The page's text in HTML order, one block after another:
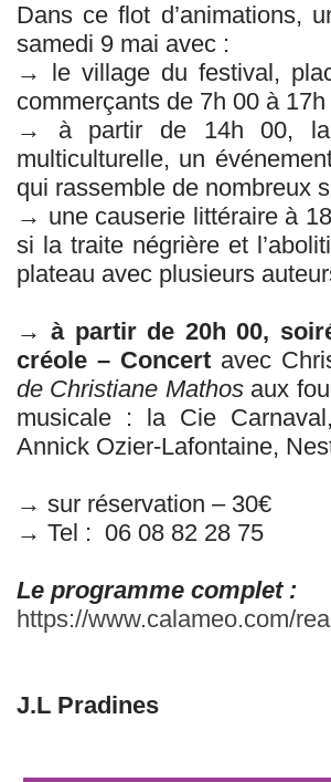
Dans ce flot d’animations,
samedi 9 mai avec :
→ le village du festival,
commerçants de 7h 00 à 17h
→ à partir de 14h 00, la
multiculturelle, un
qui rassemble de nombreux
→ une causerie littéraire à
si la traite négrière et
plateau avec plusieurs
→ à partir de 20h 00,
créole – Concert avec
de Christiane Mathosaux
musicale : la Cie
Annick Ozier-Lafontaine,
→ sur réservation – 30€
→ Tel : 06 08 82 28 75
Le programme complet :
https://www.calameo.com/
J.L Pradines